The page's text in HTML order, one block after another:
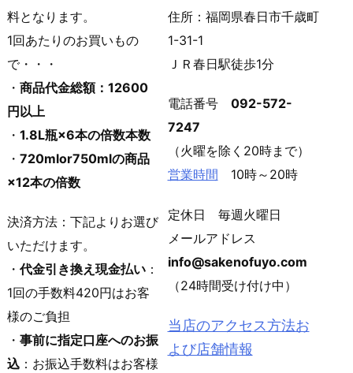
料となります。
1回あたりのお買いもの
で・・・
・ 商品代金総額：12600
円以上
・ 1.8L瓶×6本の倍数本数
・ 720mlor750mlの商品
×12本の倍数
決済方法：下記よりお選び
いただけます。
・ 代金引き換え現金払い ：
1回の手数料420円はお客
様のご負担
・ 事前に指定口座へのお振
込 ：お振込手数料はお客様
住所：福岡県春日市千歳町
1-31-1
ＪＲ春日駅徒歩1分
電話番号 092-572-
7247
（火曜を除く20時まで）
営業時間 10時～20時
定休日 毎週火曜日
メールアドレス
info@sakenofuyo.com
（24時間受け付け中）
当店のアクセス方法お
よび店舗情報